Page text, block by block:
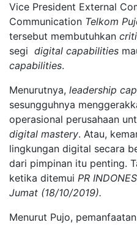
Vice President External
Communication Telkom
tersebut membutuhkan
segi digital capabilities
capabilities.
Menurutnya, leadership
sesungguhnya
operasional perusahaan
digital mastery. Atau,
lingkungan digital secara
dari pimpinan itu penting.
ketika ditemui PR
Jumat (18/10/2019).
Menurut Pujo,